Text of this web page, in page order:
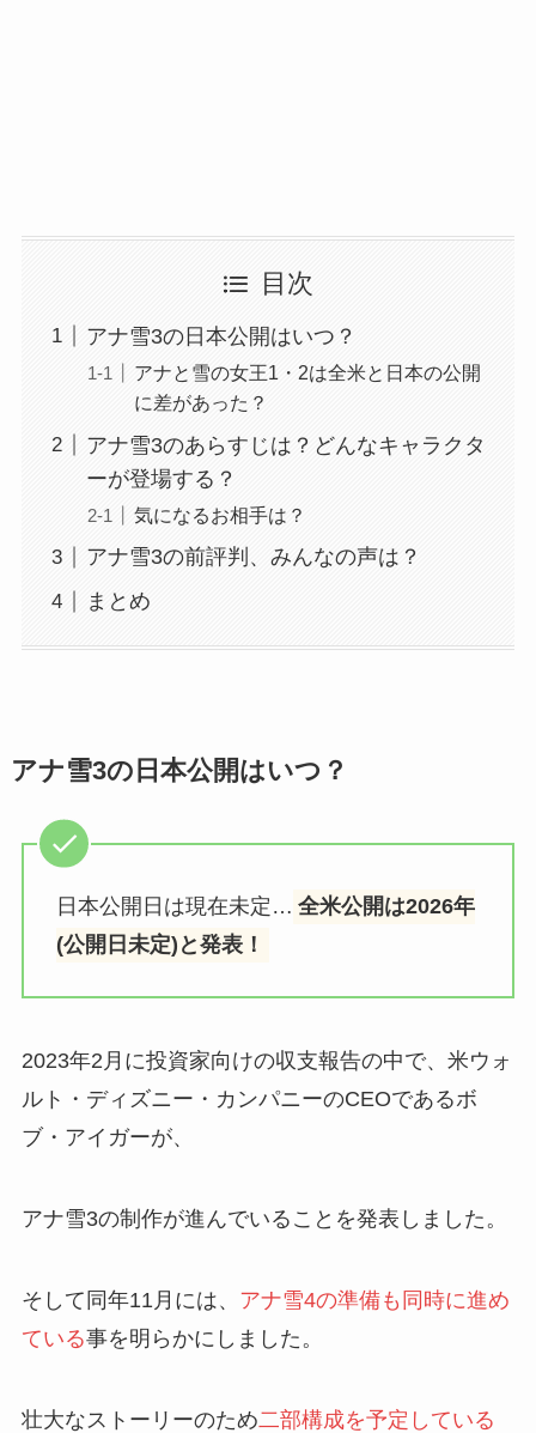
目次
アナ雪3の日本公開はいつ？
アナと雪の女王1・2は全米と日本の公開
に差があった？
アナ雪3のあらすじは？どんなキャラクタ
ーが登場する？
気になるお相手は？
アナ雪3の前評判、みんなの声は？
まとめ
アナ雪3の日本公開はいつ？
日本公開日は現在未定… 全米公開は2026年
(公開日未定)と発表！
2023年2月に投資家向けの収支報告の中で、米ウォ
ルト・ディズニー・カンパニーのCEOであるボ
ブ・アイガーが、
アナ雪3の制作が進んでいることを発表しました。
そして同年11月には、 アナ雪4の準備も同時に進め
ている事を明らかにしました。
壮大なストーリーのため二部構成を予定している